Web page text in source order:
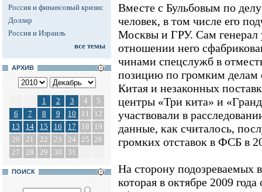
Россия и финансовый кризис
Доллар
Россия и Израиль
все темы
АРХИВ
1 2 3 4
5
6
7 8 9 10 11
12
13
14 15 16 17 18
19
20
21 22 23 24 25 26
27
28 29 30 31
ПОИСК
Вместе с Бульбовым по
человек, в том числе его
Москвы и ГРУ. Сам генерал
отношении него
чинами спецслужб в
позицию по громким делам
Китая и незаконных
центры «Три кита» и
участвовали в
данные, как считалось,
громких отставок в ФСБ в
На сторону подозреваемых
которая в октябре 2009 года